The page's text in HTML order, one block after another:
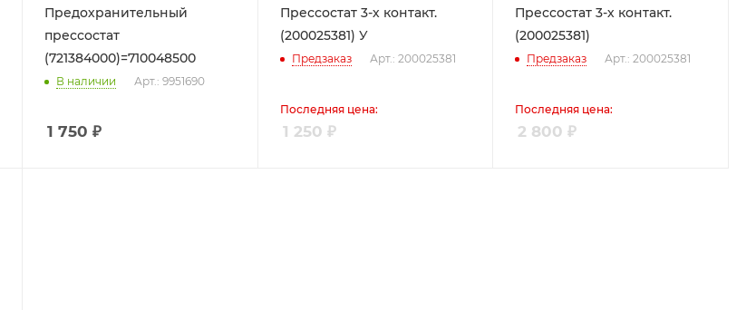
Предохранительный
прессостат
(721384000)=710048500
В наличии Арт.: 9951690
1 750 ₽
Прессостат 3-х контакт.
(200025381) У
Предзаказ Арт.: 200025381
Последняя цена:
1 250 ₽
Прессостат 3-х контакт.
(200025381)
Предзаказ Арт.: 200025381
Последняя цена:
2 800 ₽